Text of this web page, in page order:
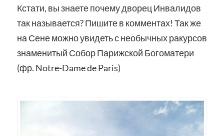
Кстати, вы знаете почему дворец Инвалидов
так называется? Пишите в комментах! Так же
на Сене можно увидеть с необычных ракурсов
знаменитый Собор Парижской Богоматери
(фр. Notre-Dame de Paris)